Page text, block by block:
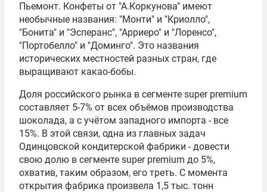
Пьемонт. Конфеты от "А.Коркунова" имеют
необычные названия: "Монти" и "Криолло",
"Бонита" и "Эсперанс", "Арриеро" и "Лоренсо",
"Портобелло" и "Доминго". Это названия
исторических местностей разных стран, где
выращивают какао-бобы.
Доля российского рынка в сегменте super premium
составляет 5-7% от всех объёмов производства
шоколада, а с учётом западного импорта - все
15%. В этой связи, одна из главных задач
Одинцовской кондитерской фабрики - довести
свою долю в сегменте super premium до 5%,
охватив, таким образом, его треть. С момента
открытия фабрика произвела 1,5 тыс. тонн